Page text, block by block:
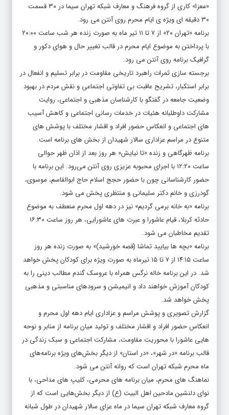
«معزا» کاری از گروه فرهنگ و معارف شبکه تهران سیما در ۳۰ قسمت
۳۰ دقیقه ای ویژه ی ایام محرم روی آنتن می رود.
برنامه «تهران ۲۰» از ۷ تا ۱۱ تیر ماه به صورت زنده هر شب ساعت ۲۰:۰۰
با پرداختن به موضوع ایام محرم در قالب تغییر حال و هوای دکور و
گرافیک برنامه روی آنتن می رود.
برجسته سازی ثمرات راهبرد تاریخی مقاومت در برابر تسلیم و انفعال در
برابر استکبار، تشریح عاقبت بی تفاوتی اجتماعی و نقش مردم در بهبود
وضعیت جامعه در گفتگو با کارشناسان مذهبی و اجتماعی، روایت
مشارکت داوطلبانه هئیات در خدمات رسانی اجتماعی و کاهش آسیب
های اجتماعی و انعکاس حضور افراد و اقشار مختلف با پوشش های
متنوع در مراسم عزاداری سالار شهیدان از بخش های برنامه است.
برنامه ظهرگاهی و زنده «تا نیایش» هر روز بعد از اذان ظهر حوالی
ساعت ۱۲:۲۰ با اجرای محبوبه عزیزی روی آنتن می‌رود. این برنامه با
حضور کارشناسانی چون با حضور حجج اسلام حاج ابوالقاسم، موسوی،
گودرزی و خانم دکتر سلیمانی و منتظری پخش می شود.
برنامه «به خانه برمی گردیم» نیز در دهه اول محرم منعطف به موضوع
حادثه کربلا، قیام عاشورا و عبرت های عاشورایی، هر روز ساعت ۱۶:۳۰
تقدیم مخاطبان می شود.
برنامه «بچه ها بیایید تماشا (قصه خورشید)» به صورت زنده هر روز
ساعت ۱۴:۱۵ از ۷ تا ۱۵ تیرماه به صورت ویژه برای کودکان پخش خواهد
شد. در این برنامه خاله نرگس همراه با عروسک گندم مطالب دینی را به
کودکان آموزش خواهند داد و انیمیشن و سرودهای مناسبتی و مذهبی
پخش خواهد شد.
گزارش تصویری و پوشش مراسم و عزاداری ایام دهه اول محرم و
انعکاس حضور افراد و اقشار مختلف و تولید میان برنامه از منابر و نوحه
هایی عاشورا با محوریت مقاومت، مشارکت اجتماعی و سبک زندگی در
قالب برنامه «در شهر»، «در استان» از دیگر بخش‌های ویژه برنامه‌های
ماه محرم شبکه تهران است که روانه آنتن می شود.
نماهنگ های محرم، میان برنامه های محرمی، کلیپ های مداحی، با
نوای دلنشین مادحین اهل البیت (ع) از دیگر بخش‌هایی است که از
گروه معارف شبکه تهران سیما در ماه عزای سالار شهیدان در طول شبانه